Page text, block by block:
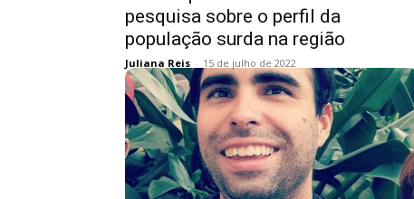
pesquisa sobre o perfil da
população surda na região
Juliana Reis - 15 de julho de 2022